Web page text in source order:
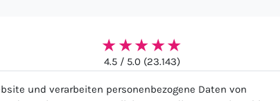
★★★★★
4.5 / 5.0 (23.143)
und verarbeiten personenbezogene Daten von